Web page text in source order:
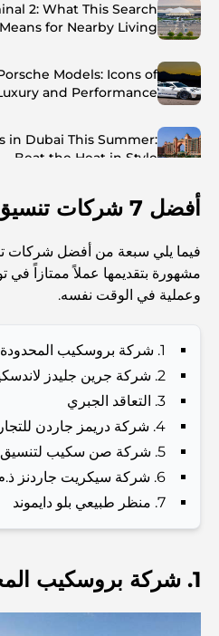
2: What This Search
Means for Nearby Living
Models: Icons of
and Performance
in Dubai This Summer:
Beat the Heat in Style
World: Hub of Global
Travel
Comparison for
Investors and Residents
Families
أشياء يمكنك القيام بها في
للتغلب على الحرارة
أفضل الهدايا الفاخرة للرجال:
Dubai: Your Ultimate
أفضل 7 شركات تنسيق الحدائق في دبي
فيما يلي سبعة من أفضل شركات
مشهورة بتقديمها عملاً ممتازاً في
وعملية في الوقت نفسه.
1. شركة بروسكيب المحدودة
2. شركة جرين جليدز لاندسكيبينج ذ.م.م.
3. التعاقد الجبري
4. شركة دريمز جاردن للتجارة ذ.م.م.
5. شركة صن سكيب لتنسيق الحدائق والبستنة ذ.م.م.
6. شركة سيكريت جاردنز ذ.م.م.
7. منظر طبيعي بلو دايموند
1. شركة بروسكيب المحدودة